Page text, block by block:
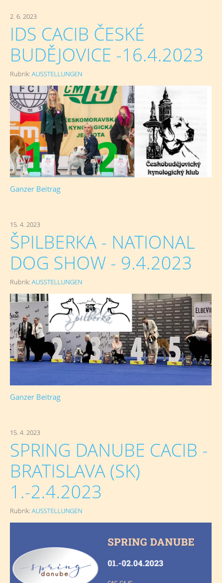
2. 6. 2023
IDS CACIB ČESKÉ
BUDĚJOVICE -16.4.2023
Rubrik: AUSSTELLUNGEN
Ganzer Beitrag
15. 4. 2023
ŠPILBERKA - NATIONAL
DOG SHOW - 9.4.2023
Rubrik: AUSSTELLUNGEN
Ganzer Beitrag
15. 4. 2023
SPRING DANUBE CACIB -
BRATISLAVA (SK)
1.-2.4.2023
Rubrik: AUSSTELLUNGEN